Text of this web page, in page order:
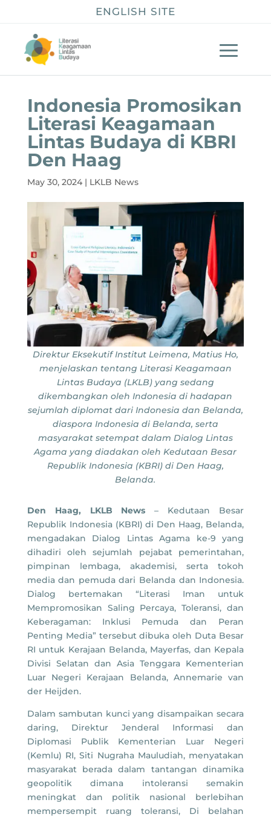
ENGLISH SITE
Indonesia Promosikan
Literasi Keagamaan
Lintas Budaya di KBRI
Den Haag
May 30, 2024| LKLB News
Direktur Eksekutif Institut Leimena, Matius Ho,
menjelaskan tentang Literasi Keagamaan
Lintas Budaya (LKLB) yang sedang
dikembangkan oleh Indonesia di hadapan
sejumlah diplomat dari Indonesia dan Belanda,
diaspora Indonesia di Belanda, serta
masyarakat setempat dalam Dialog Lintas
Agama yang diadakan oleh Kedutaan Besar
Republik Indonesia (KBRI) di Den Haag,
Belanda.
Den Haag, LKLB News – Kedutaan Besar
Republik Indonesia (KBRI) di Den Haag, Belanda,
mengadakan Dialog Lintas Agama ke-9 yang
dihadiri oleh sejumlah pejabat pemerintahan,
pimpinan lembaga, akademisi, serta tokoh
media dan pemuda dari Belanda dan Indonesia.
Dialog bertemakan “Literasi Iman untuk
Mempromosikan Saling Percaya, Toleransi, dan
Keberagaman: Inklusi Pemuda dan Peran
Penting Media” tersebut dibuka oleh Duta Besar
RI untuk Kerajaan Belanda, Mayerfas, dan Kepala
Divisi Selatan dan Asia Tenggara Kementerian
Luar Negeri Kerajaan Belanda, Annemarie van
der Heijden.
Dalam sambutan kunci yang disampaikan secara
daring, Direktur Jenderal Informasi dan
Diplomasi Publik Kementerian Luar Negeri
(Kemlu) RI, Siti Nugraha Mauludiah, menyatakan
masyarakat berada dalam tantangan dinamika
geopolitik dimana intoleransi semakin
meningkat dan politik nasional berlebihan
mempersempit ruang toleransi, Di belahan